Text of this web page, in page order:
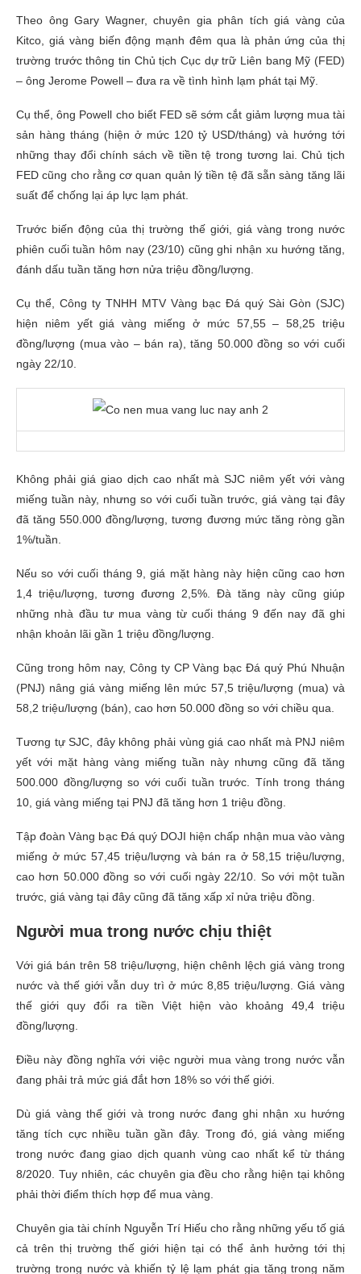
Theo ông Gary Wagner, chuyên gia phân tích giá vàng của
Kitco, giá vàng biến động mạnh đêm qua là phản ứng của thị
trường trước thông tin Chủ tịch Cục dự trữ Liên bang Mỹ (FED)
– ông Jerome Powell – đưa ra về tình hình lạm phát tại Mỹ.
Cụ thể, ông Powell cho biết FED sẽ sớm cắt giảm lượng mua tài
sản hàng tháng (hiện ở mức 120 tỷ USD/tháng) và hướng tới
những thay đổi chính sách về tiền tệ trong tương lai. Chủ tịch
FED cũng cho rằng cơ quan quản lý tiền tệ đã sẵn sàng tăng lãi
suất để chống lại áp lực lạm phát.
Trước biến động của thị trường thế giới, giá vàng trong nước
phiên cuối tuần hôm nay (23/10) cũng ghi nhận xu hướng tăng,
đánh dấu tuần tăng hơn nửa triệu đồng/lượng.
Cụ thể, Công ty TNHH MTV Vàng bạc Đá quý Sài Gòn (SJC)
hiện niêm yết giá vàng miếng ở mức 57,55 – 58,25 triệu
đồng/lượng (mua vào – bán ra), tăng 50.000 đồng so với cuối
ngày 22/10.
Không phải giá giao dịch cao nhất mà SJC niêm yết với vàng
miếng tuần này, nhưng so với cuối tuần trước, giá vàng tại đây
đã tăng 550.000 đồng/lượng, tương đương mức tăng ròng gần
1%/tuần.
Nếu so với cuối tháng 9, giá mặt hàng này hiện cũng cao hơn
1,4 triệu/lượng, tương đương 2,5%. Đà tăng này cũng giúp
những nhà đầu tư mua vàng từ cuối tháng 9 đến nay đã ghi
nhận khoản lãi gần 1 triệu đồng/lượng.
Cũng trong hôm nay, Công ty CP Vàng bạc Đá quý Phú Nhuận
(PNJ) nâng giá vàng miếng lên mức 57,5 triệu/lượng (mua) và
58,2 triệu/lượng (bán), cao hơn 50.000 đồng so với chiều qua.
Tương tự SJC, đây không phải vùng giá cao nhất mà PNJ niêm
yết với mặt hàng vàng miếng tuần này nhưng cũng đã tăng
500.000 đồng/lượng so với cuối tuần trước. Tính trong tháng
10, giá vàng miếng tại PNJ đã tăng hơn 1 triệu đồng.
Tập đoàn Vàng bạc Đá quý DOJI hiện chấp nhận mua vào vàng
miếng ở mức 57,45 triệu/lượng và bán ra ở 58,15 triệu/lượng,
cao hơn 50.000 đồng so với cuối ngày 22/10. So với một tuần
trước, giá vàng tại đây cũng đã tăng xấp xỉ nửa triệu đồng.
Người mua trong nước chịu thiệt
Với giá bán trên 58 triệu/lượng, hiện chênh lệch giá vàng trong
nước và thế giới vẫn duy trì ở mức 8,85 triệu/lượng. Giá vàng
thế giới quy đổi ra tiền Việt hiện vào khoảng 49,4 triệu
đồng/lượng.
Điều này đồng nghĩa với việc người mua vàng trong nước vẫn
đang phải trả mức giá đắt hơn 18% so với thế giới.
Dù giá vàng thế giới và trong nước đang ghi nhận xu hướng
tăng tích cực nhiều tuần gần đây. Trong đó, giá vàng miếng
trong nước đang giao dịch quanh vùng cao nhất kể từ tháng
8/2020. Tuy nhiên, các chuyên gia đều cho rằng hiện tại không
phải thời điểm thích hợp để mua vàng.
Chuyên gia tài chính Nguyễn Trí Hiếu cho rằng những yếu tố giá
cả trên thị trường thế giới hiện tại có thể ảnh hưởng tới thị
trường trong nước và khiến tỷ lệ lạm phát gia tăng trong năm